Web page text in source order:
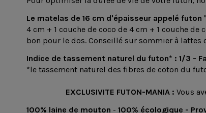
Le matelas de 16 cm d'épaisseur appelé futon
4 cm + 1 couche de coco de 4 cm + 1 couche
bon pour le dos. Conseillé sur sommier à lattes
Indice de tassement naturel du futon* : 1/3 -
*le tassement naturel des fibres de coton du
EXCLUSIVITE FUTON-MANIA : Vous
100% laine de mouton - 100% écologique -